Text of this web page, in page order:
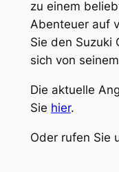
zu einem
Abenteuer auf
Sie den Suzuki
sich von
Die aktuelle
Sie hier.
Oder rufen Sie